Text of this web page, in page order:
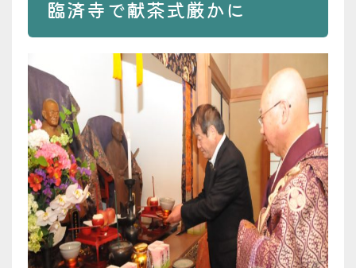
臨済寺で献茶式厳かに